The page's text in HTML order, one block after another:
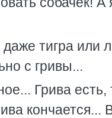
тигра или
с гривы...
Грива
кончается...